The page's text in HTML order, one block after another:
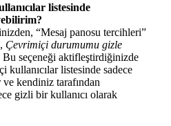
listesinde
“Mesaj panosu tercihleri”
Çevrimiçi durumumu gizle
Bu seçeneği aktifleştirdiğinizde
kullanıcılar listesinde sadece
kendiniz tarafından
gizli bir kullanıcı olarak